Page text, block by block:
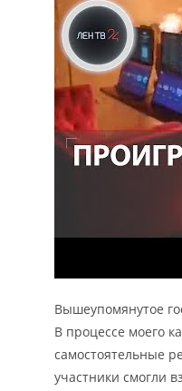
Вышеупомянутое
В процессе моего
самостоятельные
участники смогли